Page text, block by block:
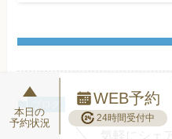
気軽にシェ
本日の
予約状況
WEB予約
24時間受付中